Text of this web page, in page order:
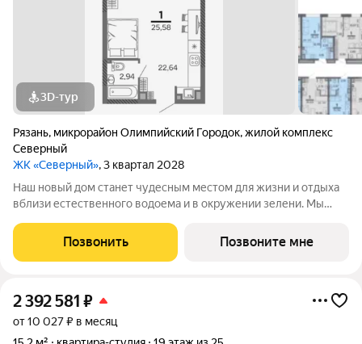
3D-тур
Рязань, микрорайон Олимпийский Городок,жилой комплекс
Северный
ЖК «Северный», 3 квартал 2028
Наш новый дом станет чудесным местом для жизни и отдыха
вблизи естественного водоема и в окружении зелени. Мы
небольших студий, в которых можно начать свою
студенческую самостоятельную жизнь до
Позвонить Позвоните мне
2 392 581 ₽
от 10 027 ₽ в месяц